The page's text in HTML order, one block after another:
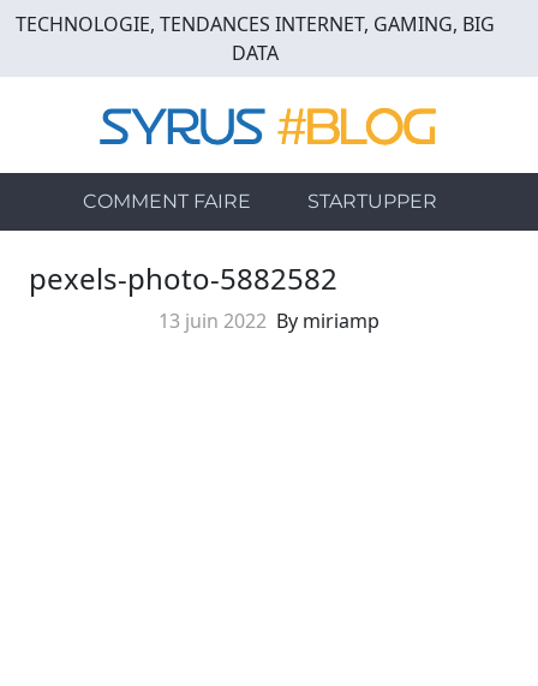
Skip
main
TECHNOLOGIE, TENDANCES INTERNET, GAMING, BIG
DATA
COMMENT FAIRE STARTUPPER
pexels-photo-5882582
13 juin 2022 By miriamp